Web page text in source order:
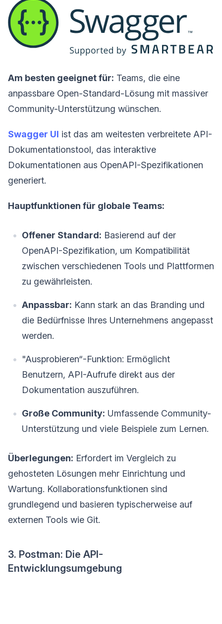
Am besten geeignet für: Teams, die eine
anpassbare Open-Standard-Lösung mit massiver
Community-Unterstützung wünschen.
Swagger UI ist das am weitesten verbreitete API-
Dokumentationstool, das interaktive
Dokumentationen aus OpenAPI-Spezifikationen
generiert.
Hauptfunktionen für globale Teams:
Offener Standard: Basierend auf der
OpenAPI-Spezifikation, um Kompatibilität
zwischen verschiedenen Tools und Plattformen
zu gewährleisten.
Anpassbar: Kann stark an das Branding und
die Bedürfnisse Ihres Unternehmens angepasst
werden.
"Ausprobieren“-Funktion: Ermöglicht
Benutzern, API-Aufrufe direkt aus der
Dokumentation auszuführen.
Große Community: Umfassende Community-
Unterstützung und viele Beispiele zum Lernen.
Überlegungen: Erfordert im Vergleich zu
gehosteten Lösungen mehr Einrichtung und
Wartung. Kollaborationsfunktionen sind
grundlegend und basieren typischerweise auf
externen Tools wie Git.
3. Postman: Die API-
Entwicklungsumgebung